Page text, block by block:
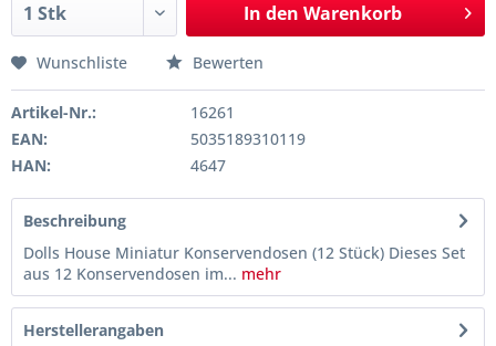
In den Warenkorb
Wunschliste Bewerten
Artikel-Nr.:
16261
EAN:
5035189310119
HAN:
4647
Beschreibung
Dolls House Miniatur Konservendosen (12 Stück) Dieses Set
aus 12 Konservendosen im... mehr
Herstellerangaben